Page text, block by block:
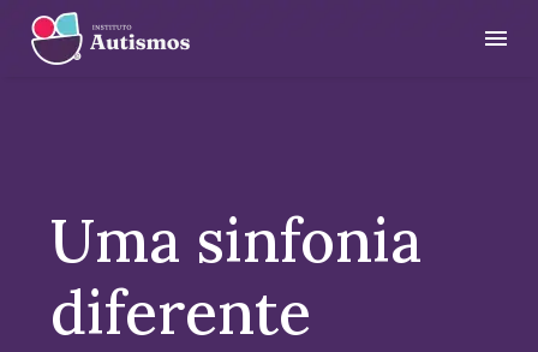
Uma sinfonia
diferente